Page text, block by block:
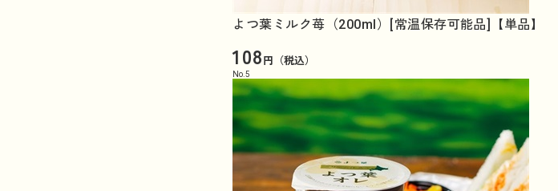
よつ葉ミルク苺（200ml）[常温保存可能品]【単品】
108円（税込）
No.5